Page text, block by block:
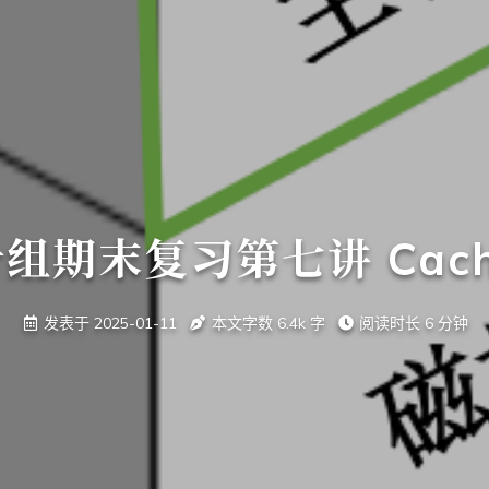
期末复习第七讲
发表于 2025-01-11 本文字数 6.4k 字 阅读时长 6 分钟